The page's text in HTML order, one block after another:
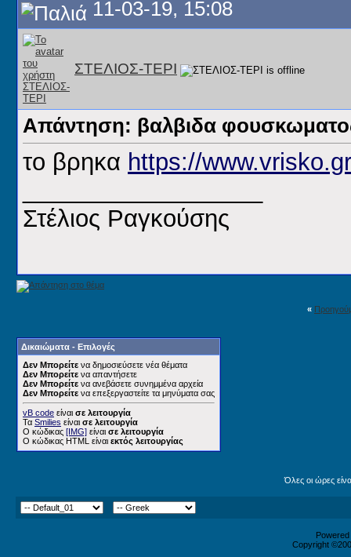
11-03-19, 15:08
ΣΤΕΛΙΟΣ-ΤΕΡΙ
Απάντηση: βαλβιδα
το βρηκα https://
Στέλιος Ραγκούσης
«
Δικαιώματα - Επιλογές
Δεν Μπορείτε να δημοσιεύσετε νέα θέματα
Δεν Μπορείτε να απαντήσετε
Δεν Μπορείτε να ανεβάσετε συνημμένα αρχεία
Δεν Μπορείτε να επεξεργαστείτε τα μηνύματα σας
vB code είναι σε λειτουργία
Τα Smilies είναι σε λειτουργία
Ο κώδικας [IMG] είναι σε λειτουργία
Ο κώδικας HTML είναι εκτός λειτουργίας
Όλες οι ώρες
Copyright